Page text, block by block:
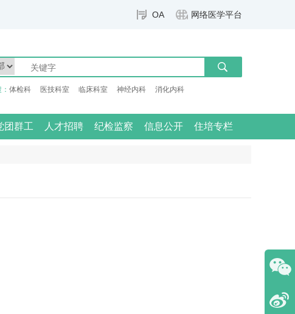
OA 网络医学平台
体检科 医技科室 临床科室 神经内科 消化内科
团群工 人才招聘 纪检监察 信息公开 住培专栏